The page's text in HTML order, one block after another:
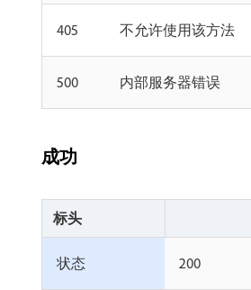
405 不允许使用该方法
500 内部服务器错误
成功
标头
状态 200